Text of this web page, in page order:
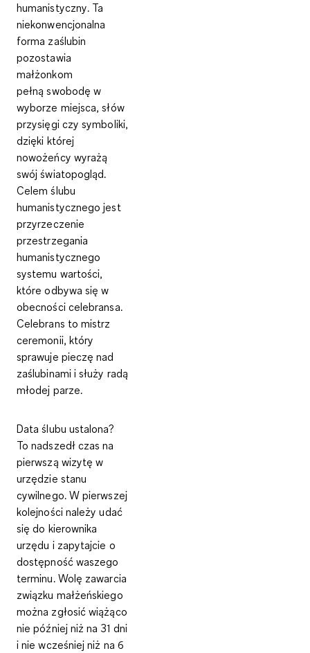
humanistyczny. Ta
niekonwencjonalna
forma zaślubin
pozostawia
małżonkom
pełnąswobodę w
wyborze miejsca,słów
przysięgi czy symboliki,
dzięki której
nowożeńcy wyrażą
swój światopogląd.
Celem ślubu
humanistycznego jest
przyrzeczenie
przestrzegania
humanistycznego
systemu wartości,
które odbywa się w
obecności celebransa.
Celebrans to mistrz
ceremonii, który
sprawuje pieczę nad
zaślubinami i służy radą
młodej parze.
Data ślubu ustalona?
To nadszedł czas na
pierwszą wizytę w
urzędzie stanu
cywilnego. W pierwszej
kolejności należy udać
się do kierownika
urzędu i zapytajcie o
dostępność waszego
terminu. Wolę zawarcia
związku małżeńskiego
można zgłosić wiążąco
nie później niż na 31 dni
i nie wcześniej niż na 6